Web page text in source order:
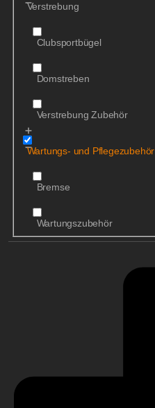
Verstrebung
Clubsportbügel
Domstreben
Verstrebung Zubehör
Wartungs- und Pflegezubehör
Bremse
Wartungszubehör